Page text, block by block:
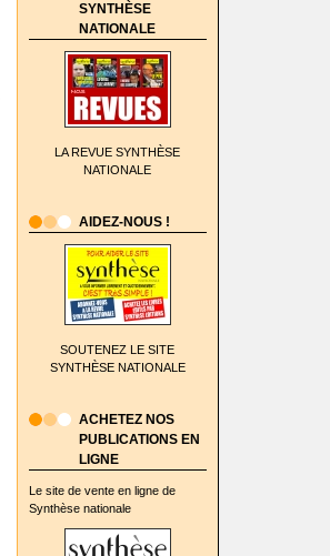
SYNTHÈSE
NATIONALE
LA REVUE SYNTHÈSE
NATIONALE
AIDEZ-NOUS !
SOUTENEZ LE SITE
SYNTHÈSE NATIONALE
ACHETEZ NOS
PUBLICATIONS EN
LIGNE
Le site de vente en ligne de
Synthèse nationale